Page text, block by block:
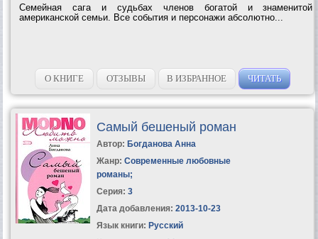
Семейная сага и судьбах членов богатой и знаменитой
американской семьи. Все события и персонажи абсолютно...
О КНИГЕ ОТЗЫВЫ В ИЗБРАННОЕ ЧИТАТЬ
Самый бешеный роман
Автор: Богданова Анна
Жанр: Современные любовные
романы;
Серия: 3
Дата добавления: 2013-10-23
Язык книги: Русский